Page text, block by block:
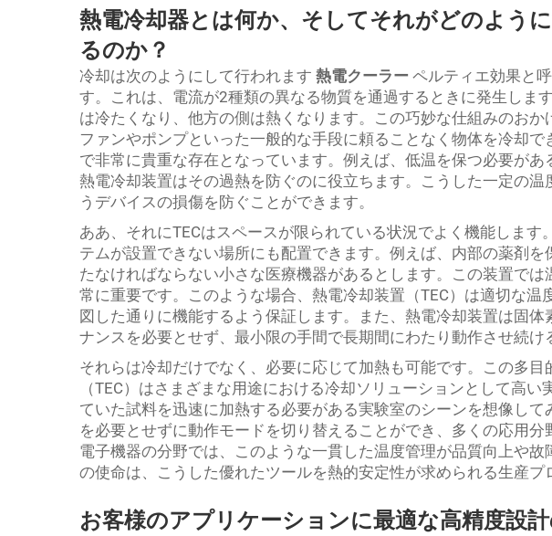
熱電冷却器とは何か、そしてそれがどのよう
るのか？
冷却は次のようにして行われます 熱電クーラー ペルティエ効果と
す。これは、電流が2種類の異なる物質を通過するときに発生しま
は冷たくなり、他方の側は熱くなります。この巧妙な仕組みのおか
ファンやポンプといった一般的な手段に頼ることなく物体を冷却
で非常に貴重な存在となっています。例えば、低温を保つ必要があ
熱電冷却装置はその過熱を防ぐのに役立ちます。こうした一定の
うデバイスの損傷を防ぐことができます。
ああ、それにTECはスペースが限られている状況でよく機能します
テムが設置できない場所にも配置できます。例えば、内部の薬剤
たなければならない小さな医療機器があるとします。この装置で
常に重要です。このような場合、熱電冷却装置（TEC）は適切な温
図した通りに機能するよう保証します。また、熱電冷却装置は固
ナンスを必要とせず、最小限の手間で長期間にわたり動作させ続け
それらは冷却だけでなく、必要に応じて加熱も可能です。この多
（TEC）はさまざまな用途における冷却ソリューションとして高
ていた試料を迅速に加熱する必要がある実験室のシーンを想像して
を必要とせずに動作モードを切り替えることができ、多くの応用
電子機器の分野では、このような一貫した温度管理が品質向上や故
の使命は、こうした優れたツールを熱的安定性が求められる生産プ
お客様のアプリケーションに最適な高精度設